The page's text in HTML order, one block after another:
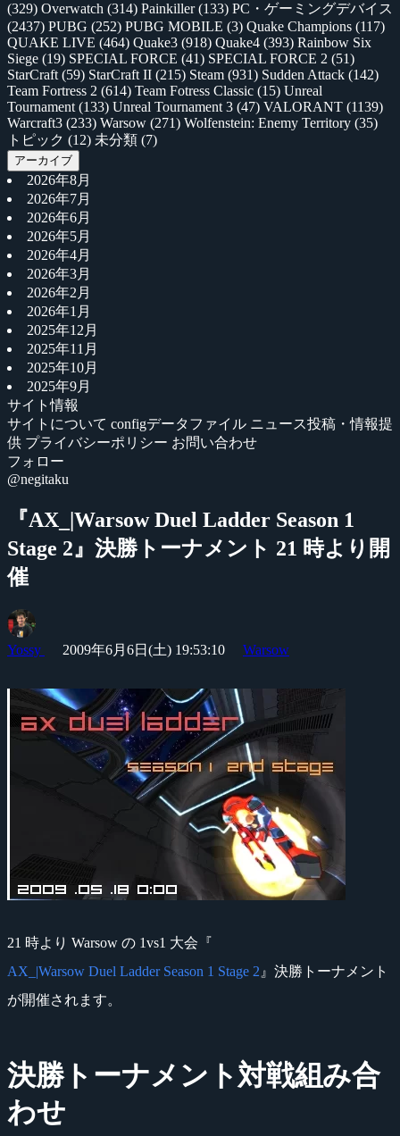
(329) Overwatch (314) Painkiller(133) PC・ゲーミングデバイス
(2437) PUBG (252) PUBG MOBILE (3) Quake Champions (117)
QUAKE LIVE (464) Quake3 (918) Quake4 (393) Rainbow Six
Siege (19) SPECIAL FORCE (41) SPECIAL FORCE 2 (51)
StarCraft (59) StarCraft II (215) Steam (931) Sudden Attack (142)
Team Fortress 2 (614) Team Fotress Classic (15) Unreal
Tournament (133) Unreal Tournament 3 (47) VALORANT (1139)
Warcraft3 (233) Warsow (271) Wolfenstein: Enemy Territory (35)
トピック (12) 未分類 (7)
アーカイブ
2026年8月
2026年7月
2026年6月
2026年5月
2026年4月
2026年3月
2026年2月
2026年1月
2025年12月
2025年11月
2025年10月
2025年9月
サイト情報
サイトについて configデータファイル ニュース投稿・情報提
供 プライバシーポリシー お問い合わせ
フォロー
@negitaku
『AX_|Warsow Duel Ladder Season 1
Stage 2』決勝トーナメント 21 時より開
催
Yossy 2009年6月6日(土) 19:53:10 Warsow
21 時より Warsow の 1vs1 大会『
AX_|Warsow Duel Ladder Season 1 Stage 2 』決勝トーナメント
が開催されます。
決勝トーナメント対戦組み合
わせ